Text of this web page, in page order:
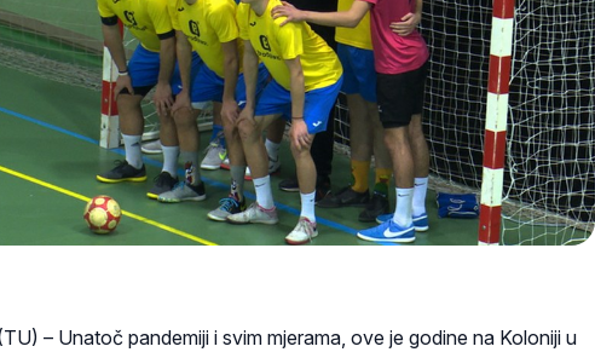
– Unatoč pandemiji i svim mjerama, ove je godine na Koloniji u